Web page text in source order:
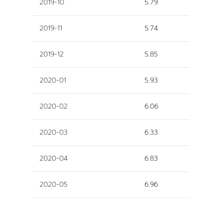
2019-10 5.79
2019-11 5.74
2019-12 5.85
2020-01 5.93
2020-02 6.06
2020-03 6.33
2020-04 6.83
2020-05 6.96